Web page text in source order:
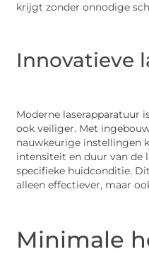
krijgt zonder onnodige
Innovatieve
Moderne laserapparatuur
ook veiliger. Met
nauwkeurige instellingen
intensiteit en duur van de
specifieke huidconditie.
alleen effectiever, maar
Minimale